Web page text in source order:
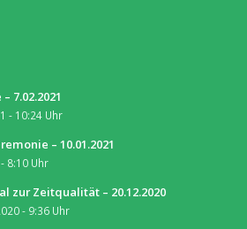
7.02.2021
- 10:24 Uhr
– 10.01.2021
8:10 Uhr
zur Zeitqualität – 20.12.2020
- 9:36 Uhr